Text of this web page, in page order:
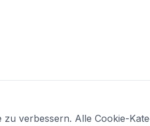
verbessern. Alle Cookie-